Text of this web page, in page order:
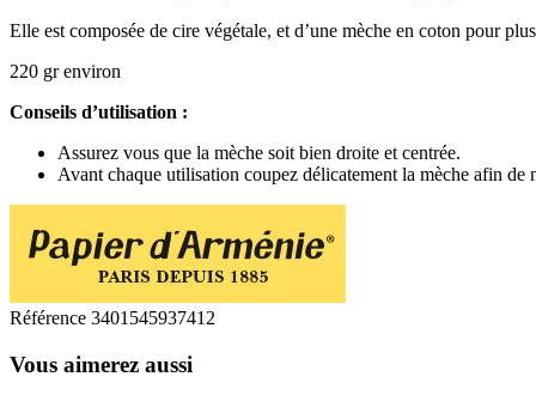
Elle est composée de cire végétale, et d’une mèche en coton pour
220 gr environ
Conseils d’utilisation :
Assurez vous que la mèche soit bien droite et centrée.
Avant chaque utilisation coupez délicatement la mèche afin de
Référence 3401545937412
Vous aimerez aussi